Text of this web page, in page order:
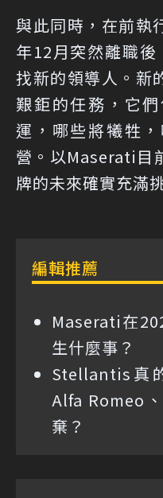
與此同時，在前執
年12月突然離職
找新的領導人。新
艱鉅的任務，它
運，哪些將犧牲
營。以Maserati目
牌的未來確實充滿
編輯推薦
Maserati在
生什麼事？
Stellantis真
Alfa Romeo
棄？